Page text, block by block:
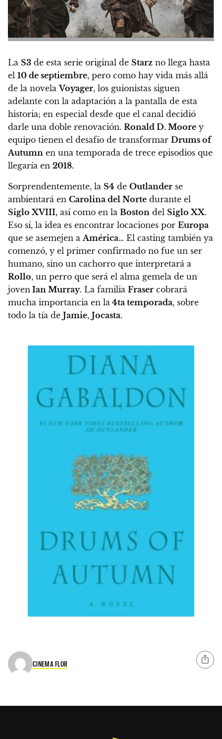
La S3 de esta serie original de Starz no llega hasta
el 10 de septiembre, pero como hay vida más allá
de la novelaVoyager, los guionistas siguen
adelante con la adaptación a la pantalla de esta
historia; en especial desde que el canal decidió
darle una doble renovación. Ronald D. Moore y
equipo tienen el desafío de transformar Drums of
Autumn en una temporada de trece episodios que
llegaría en 2018.
Sorprendentemente, la S4 de Outlander se
ambientará en Carolina del Norte durante el
Siglo XVIII, así como en la Boston del Siglo XX.
Eso sí, la idea es encontrar locaciones por Europa
que se asemejen a América… El casting también ya
comenzó, y el primer confirmado no fue un ser
humano, sino un cachorro que interpretará a
Rollo, un perro que será el alma gemela de un
joven Ian Murray. La familia Fraser cobrará
mucha importancia en la 4ta temporada, sobre
todo la tía de Jamie, Jocasta.
CINEMA FLOR